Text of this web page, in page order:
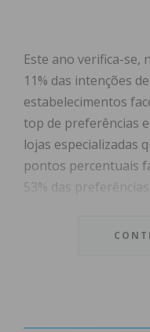
Este ano verifica-se,
11% das intenções
estabelecimentos
top de preferências
lojas especializadas
pontos percentuais
53% das preferências.
Já as papelarias